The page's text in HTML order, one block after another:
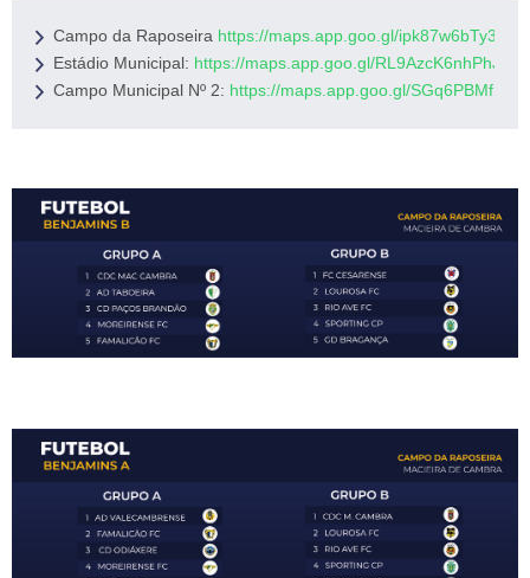
Campo da Raposeira https://maps.app.goo.gl/
Estádio Municipal: https://maps.app.goo.gl/
Campo Municipal Nº 2: https://maps.app.goo.gl/